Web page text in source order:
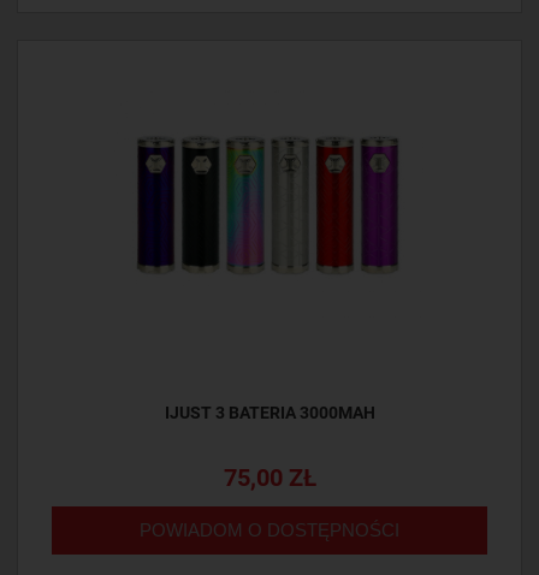
IJUST 3 BATERIA 3000MAH
75,00 ZŁ
POWIADOM O DOSTĘPNOŚCI